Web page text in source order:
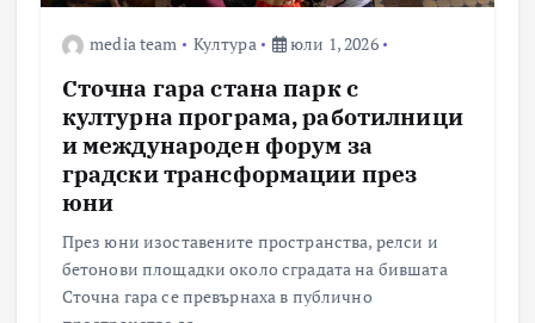
media team Култура юли 1, 2026
Сточна гара стана парк с
културна програма, работилници
и международен форум за
градски трансформации през
юни
През юни изоставените пространства, релси и
бетонови площадки около сградата на бившата
Сточна гара се превърнаха в публично